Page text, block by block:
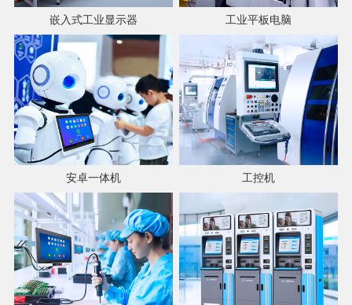
嵌入式工业显示器 工业平板电脑
安卓一体机 工控机